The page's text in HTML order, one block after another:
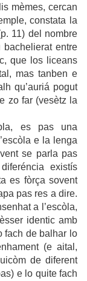
mèmes, cercan
constata la
11) del nombre
bachelierat entre
que los liceans
mas tanben e
qu’auriá pogut
zo far (vesètz la
es pas una
e la lenga
se parla pas
existís
es fòrça sovent
pas res a dire.
a l’escòla,
identic amb
fach de balhar lo
(e aital,
de diferent
e lo quite fach